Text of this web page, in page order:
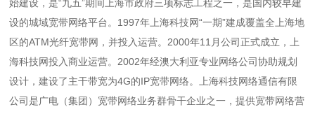
始建设，是“九五”期间上海市政府三项标志工程之一，是国内较早建
设的城域宽带网络平台。1997年上海科技网“一期”建成覆盖全上海地
区的ATM光纤宽带网，并投入运营。2000年11月公司正式成立，上
海科技网投入商业运营。2002年经澳大利亚专业网络公司协助规划
设计，建设了主干带宽为4G的IP宽带网络。上海科技网络通信有限
公司是广电（集团）宽带网络业务群骨干企业之一，提供宽带网络营